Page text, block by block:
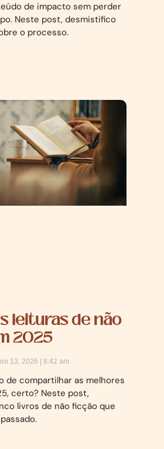
de impacto sem perder
Neste post, desmistifico
o processo.
leituras de não
2025
13, 2026 8:42 am
de compartilhar as melhores
certo? Neste post,
livros de não ficção que